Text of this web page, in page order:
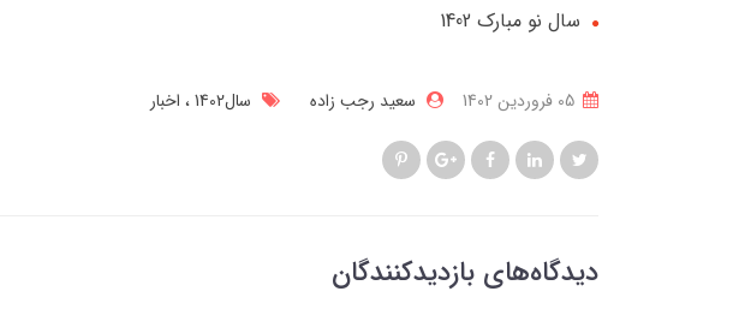
سال نو مبارک 1402
سعید رجب زاده سال1402 اخبار
دیدگاه‌های بازدیدکنندگان